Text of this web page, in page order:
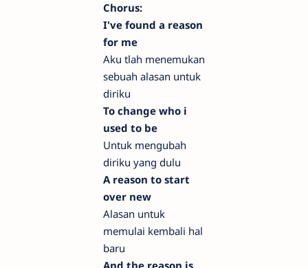
Chorus:
I've found a reason
for me
Aku tlah menemukan
sebuah alasan untuk
diriku
To change who i
used to be
Untuk mengubah
diriku yang dulu
A reason to start
over new
Alasan untuk
memulai kembali hal
baru